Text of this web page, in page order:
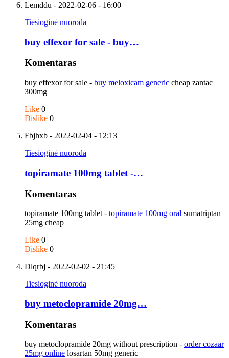
Lemddu - 2022-02-06 - 16:00
Tiesioginė nuoroda
buy effexor for sale - buy…
Komentaras
buy effexor for sale - buy meloxicam generic cheap zantac
300mg
Like 0
Dislike 0
Fbjhxb - 2022-02-04 - 12:13
Tiesioginė nuoroda
topiramate 100mg tablet -…
Komentaras
topiramate 100mg tablet - topiramate 100mg oral sumatriptan
25mg cheap
Like 0
Dislike 0
Dlqrbj - 2022-02-02 - 21:45
Tiesioginė nuoroda
buy metoclopramide 20mg…
Komentaras
buy metoclopramide 20mg without prescription - order cozaar
25mg online losartan 50mg generic